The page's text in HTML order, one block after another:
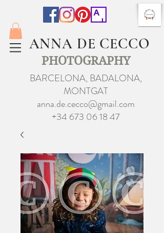
ANNA DE CECCO
PHOTOGRAPHY
BARCELONA, BADALONA,
MONTGAT
anna.de.cecco@gmail.com
+34 673 06 18 47